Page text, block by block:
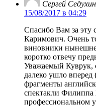
Сергей Седухин
15/08/2017 в 04:29
Спасибо Вам за эту
Каримович. Очень
виновники
коротко отвечу
Уважаемый Куврук,
далеко ушло вперед
фрагменты
спектакли Филиппа
профессиональном